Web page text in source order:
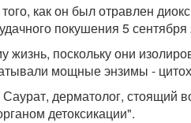
как он был отравлен
покушения 5 сентября
поскольку они
мощные энзимы -
дерматолог, стоящий
детоксикации".